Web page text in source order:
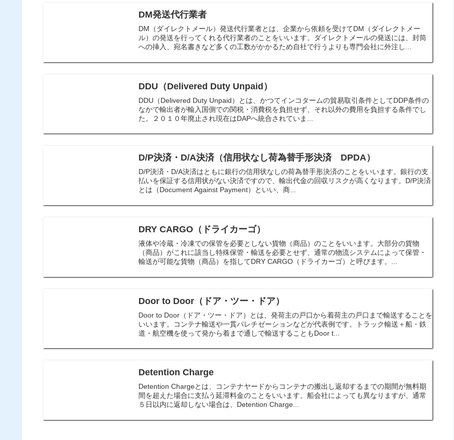
DM発送代行業者
DM（ダイレクトメール）発送代行業者とは、企業から依頼を受けてDM（ダイレクトメー
ル）の発送を行ってくれる代行業者のことをいいます。ダイレクトメールの発送には、封筒
への挿入、宛名書きなど多くの工数がかかるため自社で行うよりも専門会社に外注し...
DDU（Delivered Duty Unpaid）
DDU（Delivered Duty Unpaid）とは、かつてインコタームの貿易取引条件としてDDP条件の
なかで輸出者が輸入国側での関税・消費税を負担せず、それ以外の費用を負担する条件でし
た。２０１０年廃止され現在はDAPへ統合されていま...
D/P決済・D/A決済（信用状なし荷為替手形決済 DPDA）
D/P決済・D/A決済はともに銀行の信用状なしの荷為替手形決済のことをいいます。銀行の支
払いを保証する信用状がない決済ですので、輸出代金の回収リスクが高くなります。D/P決済
とは（Document Against Payment）といい、商...
DRY CARGO（ドライカーゴ）
液体や冷蔵・冷凍での保管を必要としない貨物（商品）のことをいいます。大部分の貨物
（商品）がこれに該当し特殊保管・輸送を必要とせず、通常の物流システムによって保管・
輸送が可能な貨物（商品）を指してDRY CARGO（ドライカーゴ）と呼びます。...
Door to Door（ドア・ツー・ドア）
Door to Door（ドア・ツー・ドア）とは、発荷主の戸口から着荷主の戸口まで輸送することを
いいます。コンテナ輸送や一貫パレチゼーションなどが代表例です。トラック輸送＋船・鉄
道・航空機を使って発から着まで通しで輸送することもDoor t...
Detention Charge
Detention Chargeとは、コンテナヤードからコンテナの搬出し返却するまでの期間が無料期
間を超えた場合に支払う延滞料金のことをいいます。船会社によっても異なりますが、通常
５日以内に返却しない場合は、Detention Charge...